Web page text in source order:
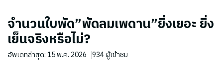
จำนวนใบพัด”พัดลมเพดาน”ยิ่งเยอะ ยิ่ง
เย็นจริงหรือไม่?
อัพเดทล่าสุด: 15 พ.ค. 2026 934 ผู้เข้าชม